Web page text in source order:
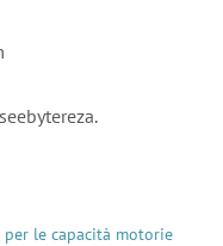
le capacità motorie